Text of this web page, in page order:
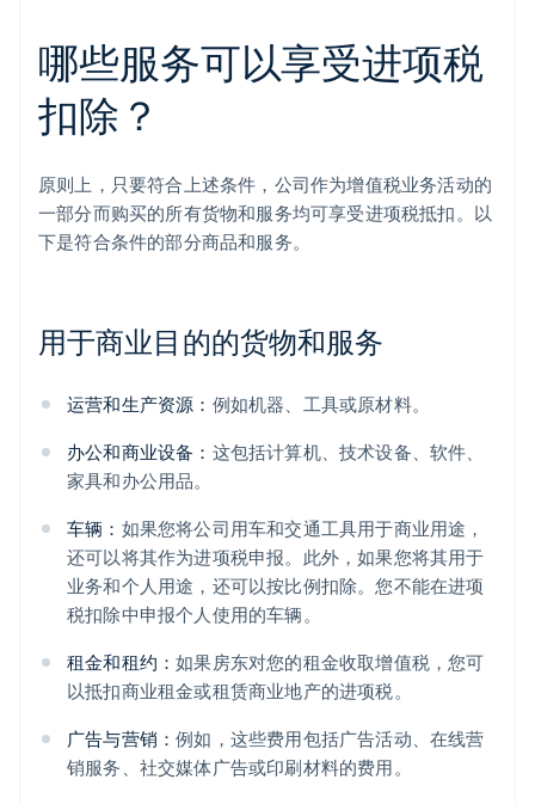
哪些服务可以享受进项税
扣除？
原则上，只要符合上述条件，公司作为增值税业务活动的
一部分而购买的所有货物和服务均可享受进项税抵扣。以
下是符合条件的部分商品和服务。
用于商业目的的货物和服务
运营和生产资源： 例如机器、工具或原材料。
办公和商业设备： 这包括计算机、技术设备、软件、
家具和办公用品。
车辆： 如果您将公司用车和交通工具用于商业用途，
还可以将其作为进项税申报。此外，如果您将其用于
业务和个人用途，还可以按比例扣除。您不能在进项
税扣除中申报个人使用的车辆。
租金和租约：如果房东对您的租金收取增值税，您可
以抵扣商业租金或租赁商业地产的进项税。
广告与营销：例如，这些费用包括广告活动、在线营
销服务、社交媒体广告或印刷材料的费用。